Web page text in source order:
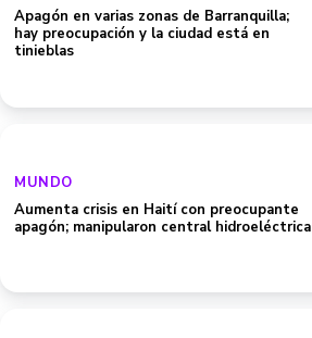
Apagón en varias zonas de Barranquilla;
hay preocupación y la ciudad está en
tinieblas
MUNDO
Aumenta crisis en Haití con preocupante
apagón; manipularon central hidroeléctrica